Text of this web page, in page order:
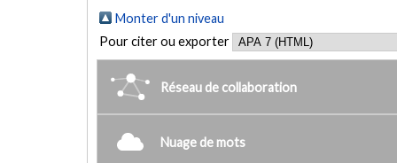
Monter d'un niveau
Pour citer ou exporter
Réseau de collaboration
Nuage de mots